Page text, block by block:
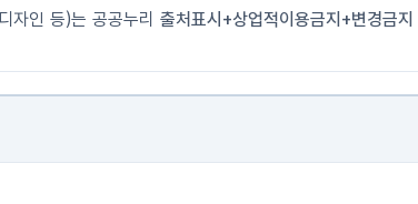
자인 등)는 공공누리 출처표시+상업적이용금지+변경금지